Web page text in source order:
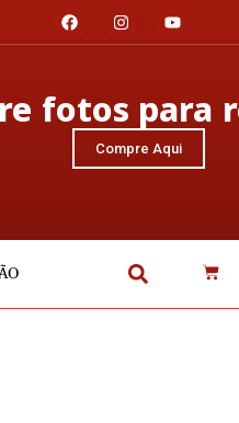
fotos para
Compre Aqui